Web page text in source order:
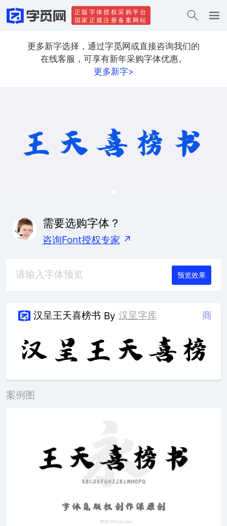
正版字体授权采购平台
国家正规注册备案网站
更多新字选择，通过字觅网或直接咨询我们的
在线客服，可享有新年采购字体优惠。
更多新字>
需要选购字体？
咨询Font授权专家 ↗
预览效果
汉呈王天喜榜书 By 汉呈字库 商
案例图